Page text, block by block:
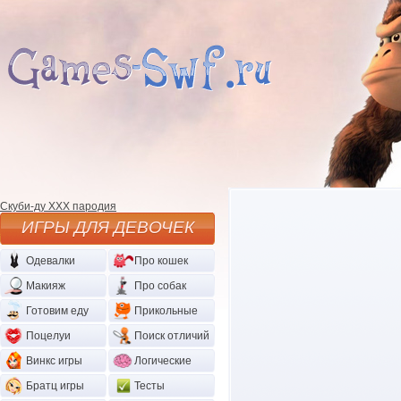
Скуби-ду XXX пародия
ИГРЫ ДЛЯ ДЕВОЧЕК
Одевалки
Про кошек
Макияж
Про собак
Готовим еду
Прикольные
Поцелуи
Поиск отличий
Винкс игры
Логические
Братц игры
Тесты